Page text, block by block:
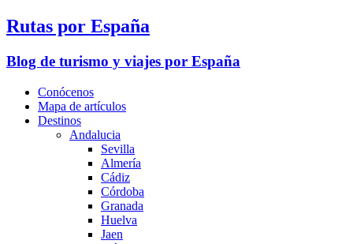
Rutas por España
Blog de turismo y viajes por España
Conócenos
Mapa de artículos
Destinos
Andalucia
Sevilla
Almería
Cádiz
Córdoba
Granada
Huelva
Jaen